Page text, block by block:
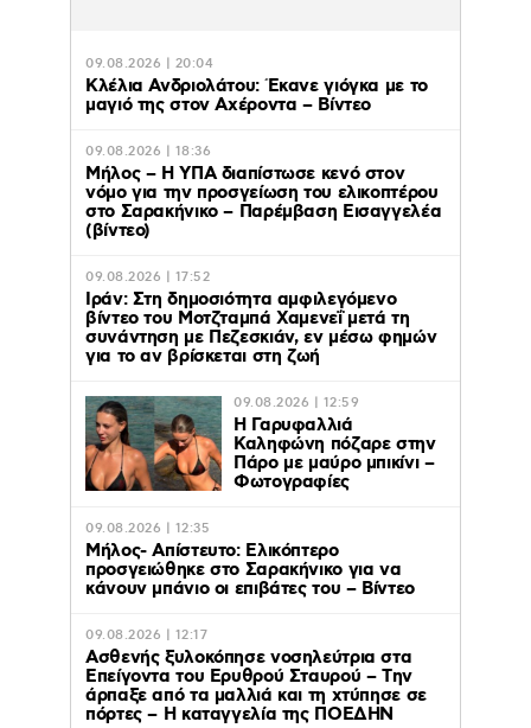
09.08.2026 | 20:04
Κλέλια Ανδριολάτου: Έκανε γιόγκα με το
μαγιό της στον Αχέροντα – Βίντεο
09.08.2026 | 18:36
Μήλος – Η ΥΠΑ διαπίστωσε κενό στον
νόμο για την προσγείωση του ελικοπτέρου
στο Σαρακήνικο – Παρέμβαση Εισαγγελέα
(βίντεο)
09.08.2026 | 17:52
Ιράν: Στη δημοσιότητα αμφιλεγόμενο
βίντεο του Μοτζταμπά Χαμενεΐ μετά τη
συνάντηση με Πεζεσκιάν, εν μέσω φημών
για το αν βρίσκεται στη ζωή
09.08.2026 | 12:59
Η Γαρυφαλλιά
Καληφώνη πόζαρε στην
Πάρο με μαύρο μπικίνι –
Φωτογραφίες
09.08.2026 | 12:35
Μήλος- Απίστευτο: Ελικόπτερο
προσγειώθηκε στο Σαρακήνικο για να
κάνουν μπάνιο οι επιβάτες του – Βίντεο
09.08.2026 | 12:17
Ασθενής ξυλοκόπησε νοσηλεύτρια στα
Επείγοντα του Ερυθρού Σταυρού – Tην
άρπαξε από τα μαλλιά και τη χτύπησε σε
πόρτες – Η καταγγελία της ΠΟΕΔΗΝ